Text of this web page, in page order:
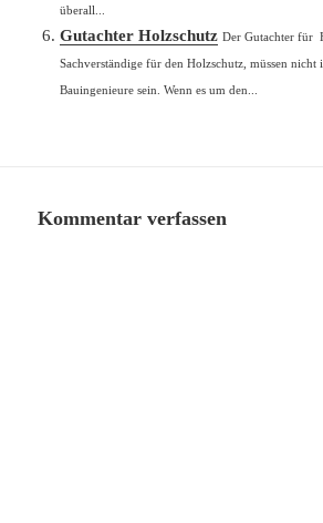
überall...
Gutachter Holzschutz Der Gutachter für
Sachverständige für den Holzschutz, müssen
Bauingenieure sein. Wenn es um den...
Kommentar verfassen